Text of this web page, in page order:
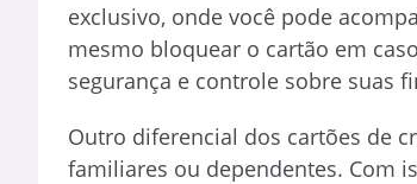
exclusivo, onde você pode
mesmo bloquear o cartão em
segurança e controle sobre suas
Outro diferencial dos cartões de
familiares ou dependentes. Com